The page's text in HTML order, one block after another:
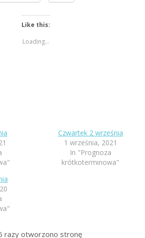
Like this:
Loading...
Czwartek 2 września
1 września, 2021
In "Prognoza
krótkoterminowa"
razy otworzono stronę